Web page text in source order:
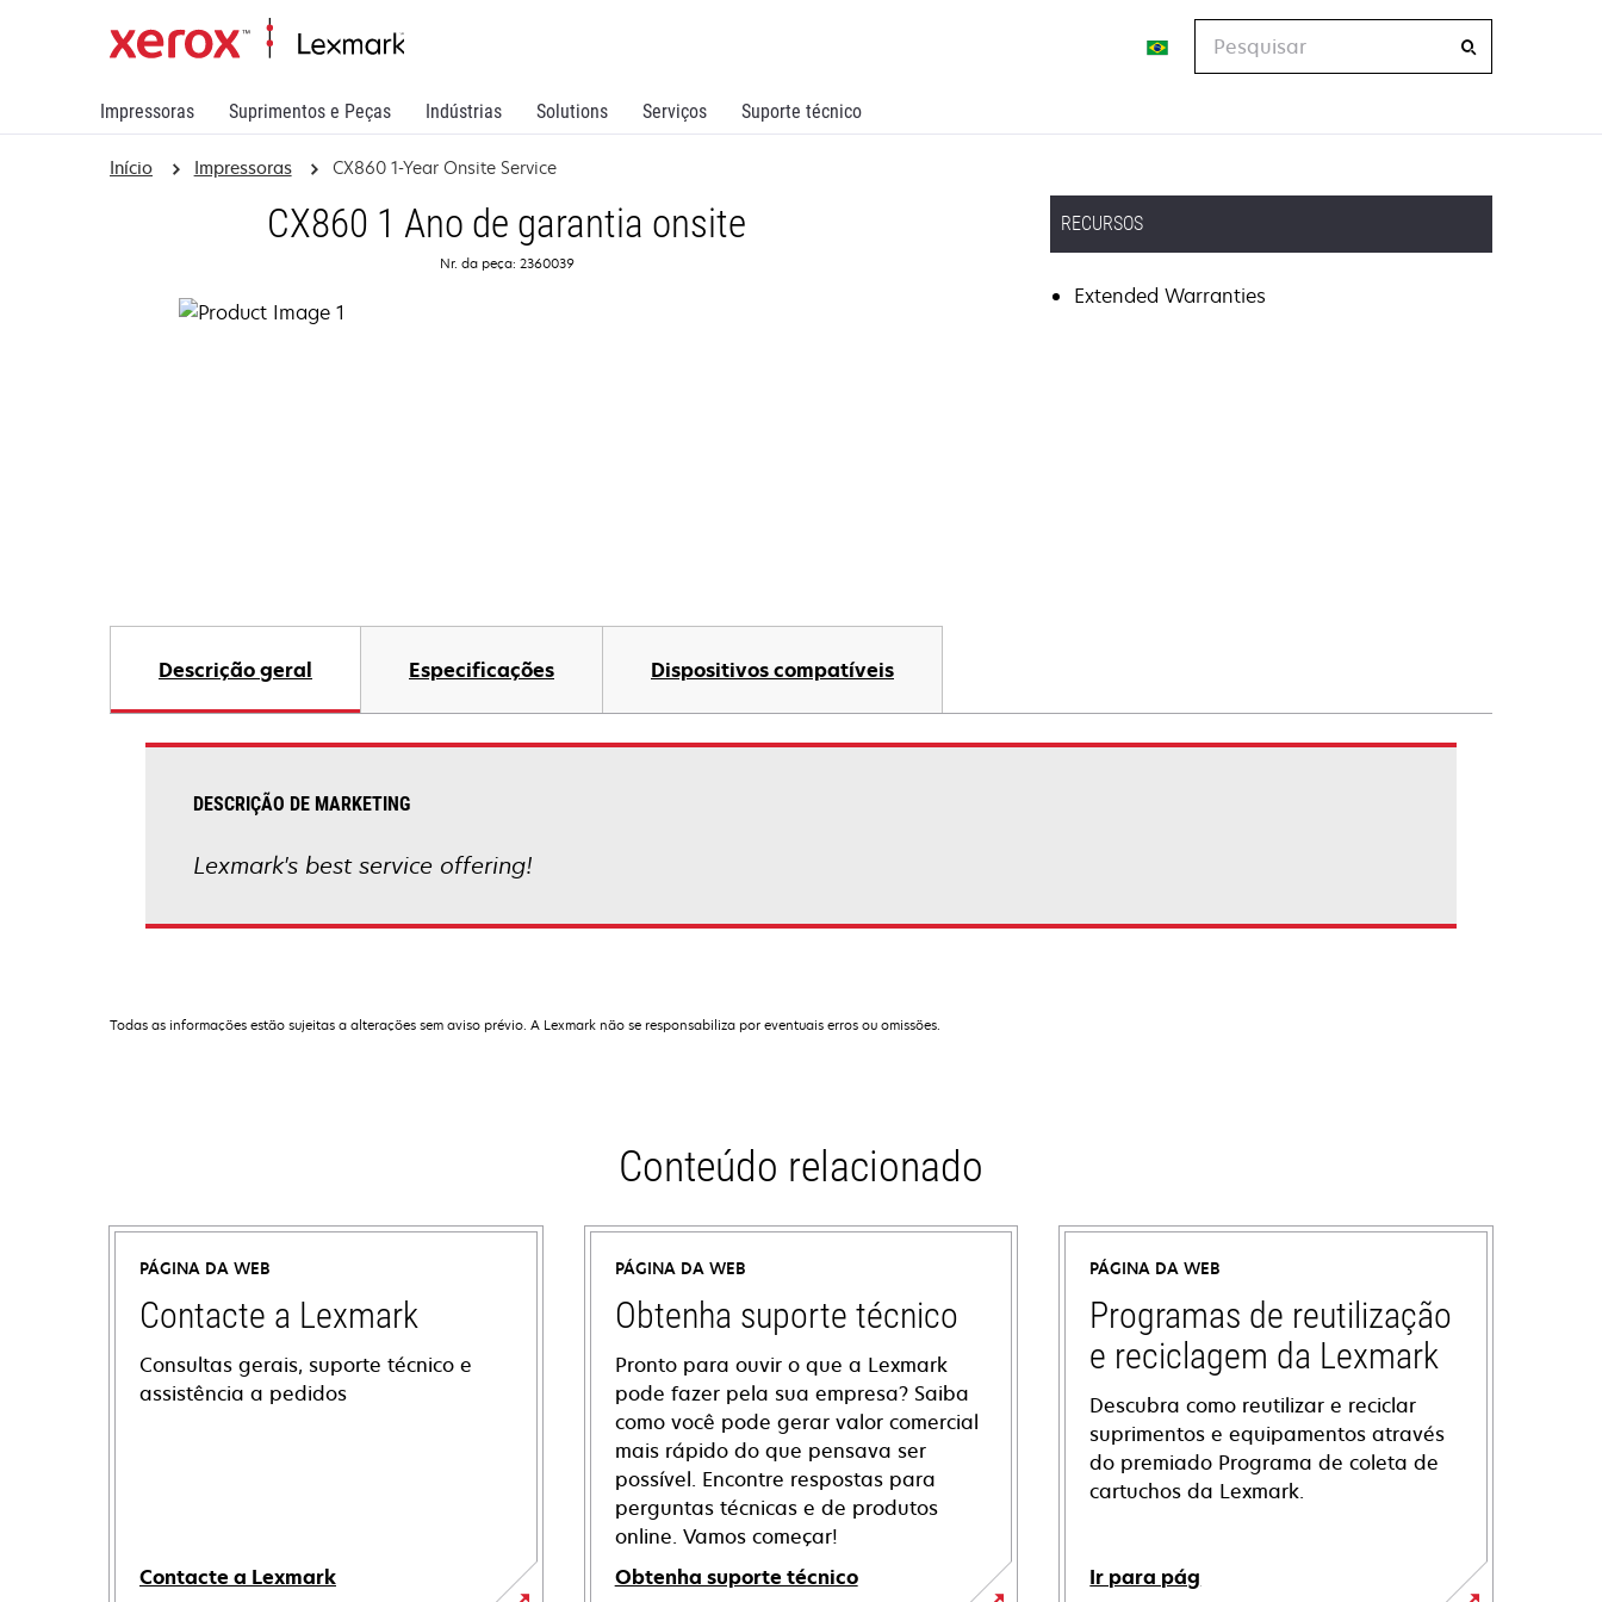
Impressoras Suprimentos e Peças Indústrias Solutions Serviços Suporte técnico
Início Impressoras CX860 1-Year Onsite Service
CX860 1 Ano de garantia onsite
Nr. da peça: 2360039
RECURSOS
Extended Warranties
Descrição geral Especificações Dispositivos compatíveis
DESCRIÇÃO DE MARKETING
Lexmark's best service offering!
Todas as informações estão sujeitas a alterações sem aviso prévio. A Lexmark não se responsabiliza por eventuais erros ou omissões.
Conteúdo relacionado
PÁGINA DA WEB
Contacte a Lexmark
Consultas gerais, suporte técnico e
assistência a pedidos
Contacte a Lexmark
PÁGINA DA WEB
Obtenha suporte técnico
Pronto para ouvir o que a Lexmark
pode fazer pela sua empresa? Saiba
como você pode gerar valor comercial
mais rápido do que pensava ser
possível. Encontre respostas para
perguntas técnicas e de produtos
online. Vamos começar!
Obtenha suporte técnico
PÁGINA DA WEB
Programas de reutilização
e reciclagem da Lexmark
Descubra como reutilizar e reciclar
suprimentos e equipamentos através
do premiado Programa de coleta de
cartuchos da Lexmark.
Ir para pág